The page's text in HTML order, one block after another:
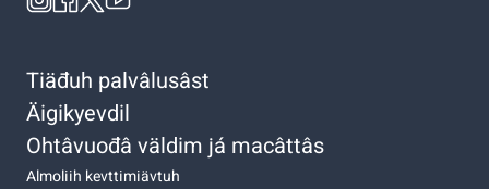
Tiäđuh palvâlusâst
Äigikyevdil
Ohtâvuođâ väldim já macâttâs
Almoliih kevttimiävtuh